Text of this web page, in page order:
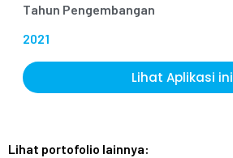
Tahun Pengembangan
2021
Lihat Aplikasi ini
Lihat portofolio lainnya: